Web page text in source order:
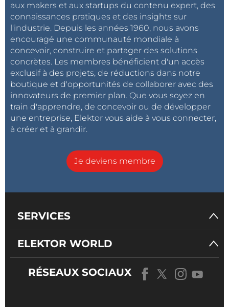
aux makers et aux startups du contenu expert, des
connaissances pratiques et des insights sur
l'industrie. Depuis les années 1960, nous avons
encouragé une communauté mondiale à
concevoir, construire et partager des solutions
concrètes. Les membres bénéficient d'un accès
exclusif à des projets, de réductions dans notre
boutique et d'opportunités de collaborer avec des
innovateurs de premier plan. Que vous soyez en
train d'apprendre, de concevoir ou de développer
une entreprise, Elektor vous aide à vous connecter,
à créer et à grandir.
Je deviens membre
SERVICES
ELEKTOR WORLD
RÉSEAUX SOCIAUX